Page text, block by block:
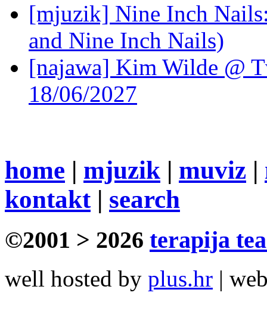
[mjuzik] Nine Inch
and Nine Inch Nails)
[najawa] Kim Wilde @
18/06/2027
home | mjuzik | muviz |
kontakt| search
©2001 > 2026 terapija
well hosted by plus.hr |